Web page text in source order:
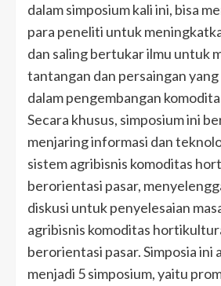
dalam simposium kali ini, bisa
para peneliti untuk
dan saling bertukar ilmu untuk
tantangan dan persaingan
dalam pengembangan
Secara khusus, simposium ini
menjaring informasi dan
sistem agribisnis komoditas
berorientasi pasar,
diskusi untuk penyelesaian
agribisnis komoditas
berorientasi pasar. Simposia ini
menjadi 5 simposium, yaitu